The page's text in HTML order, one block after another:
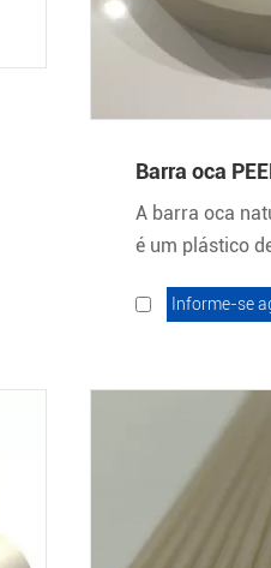
Barra oca
A barra oca
é um plástico
excelenteInforme-se